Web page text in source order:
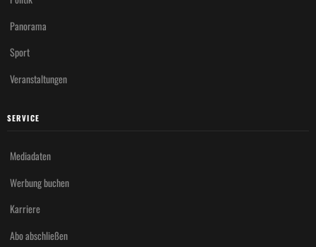
Panorama
Sport
Veranstaltungen
SERVICE
Mediadaten
Werbung buchen
Karriere
Abo abschließen